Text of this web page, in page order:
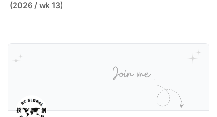
过五年的实际居留（每年在意大利停留270天），申请
吸引力吗？我们来看看：
币）或36个月内投资至少2.5亿卢比（约合1933万人民
的财务能力和专业知识； * 申请人必须在印度就业务注
册公司，并提供公司注册证书和注册企业的介绍/支持信
并提供有关投资将如何为印度经济做出贡献的详细计
申请。申请人在印度居住共12年后有资格申请印度公民
证明被动收入或养老金收入，那么可以申请永久居留计
增加300美元（折合约人民币2千）。 申请人提交材料
包括：申请表、护照、无犯罪证明，以及最后一次进入
危地马拉的证明，且材料必须公证并翻译成西班牙语。
在危地马拉居住至少五年、具备流利西班牙语、对当地
历史文化有认识，就可以入籍成为危地马拉公民。 那
么，危地马拉的税务政策有吸引力吗？我们来看看：
(2026 / wk 13)